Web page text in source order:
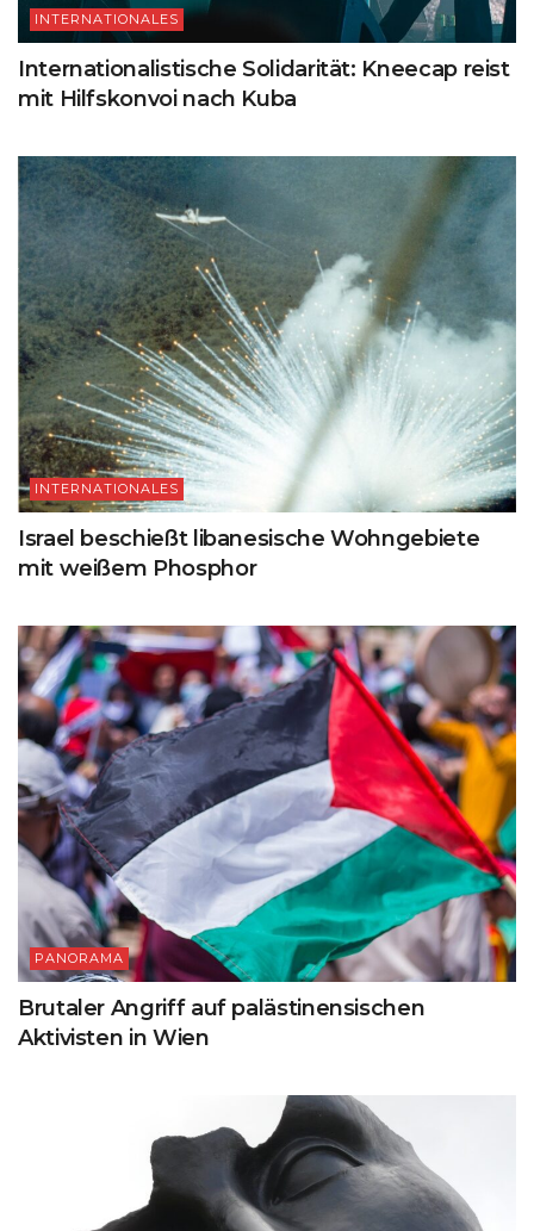
INTERNATIONALES
Internationalistische Solidarität: Kneecap reist
mit Hilfskonvoi nach Kuba
INTERNATIONALES
Israel beschießt libanesische Wohngebiete
mit weißem Phosphor
PANORAMA
Brutaler Angriff auf palästinensischen
Aktivisten in Wien